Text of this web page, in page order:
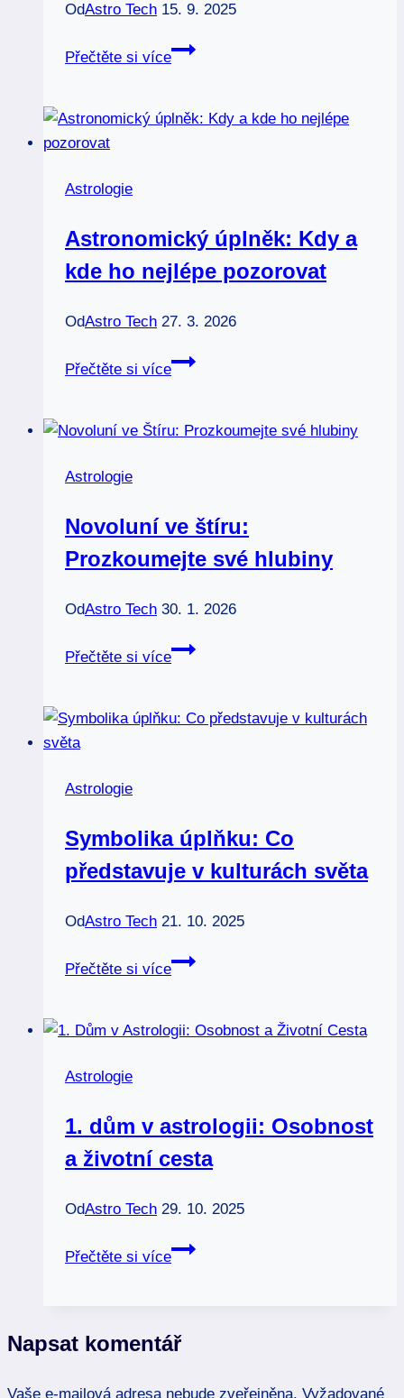
OdAstro Tech 15. 9. 2025
Přečtěte si více
Ryby
Plavba
Astrologie
Astronomický úplněk: Kdy a
kde ho nejlépe pozorovat
OdAstro Tech 27. 3. 2026
Přečtěte si více
Astronomický
a
pozorovat
Astrologie
Novoluní ve štíru:
Prozkoumejte své hlubiny
OdAstro Tech 30. 1. 2026
Přečtěte si více
Novoluní
Prozkoumejte
Astrologie
Symbolika úplňku: Co
představuje v kulturách světa
OdAstro Tech 21. 10. 2025
Přečtěte si více
Symbolika
představuje
Astrologie
1. dům v astrologii: Osobnost
a životní cesta
OdAstro Tech 29. 10. 2025
Přečtěte si více
1.
Osobnost
životní
Napsat komentář
Vaše e-mailová adresa nebude zveřejněna. Vyžadované